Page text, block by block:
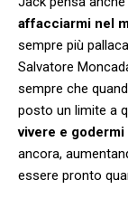
affacciarmi nel
sempre più
Salvatore
sempre che
posto un limite a
vivere e
ancora,
essere pronto